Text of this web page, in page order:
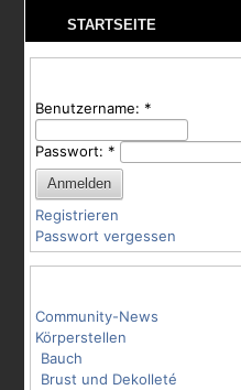
STARTSEITE
Benutzername: *
Passwort: *
Registrieren
Passwort vergessen
Community-News
Körperstellen
Bauch
Brust und Dekolleté